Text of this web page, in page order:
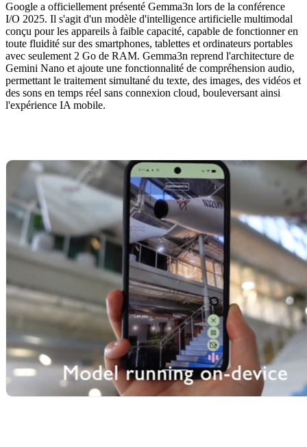
Google a officiellement présenté Gemma3n lors de la conférence
I/O 2025. Il s'agit d'un modèle d'intelligence artificielle multimodal
conçu pour les appareils à faible capacité, capable de fonctionner en
toute fluidité sur des smartphones, tablettes et ordinateurs portables
avec seulement 2 Go de RAM. Gemma3n reprend l'architecture de
Gemini Nano et ajoute une fonctionnalité de compréhension audio,
permettant le traitement simultané du texte, des images, des vidéos et
des sons en temps réel sans connexion cloud, bouleversant ainsi
l'expérience IA mobile.